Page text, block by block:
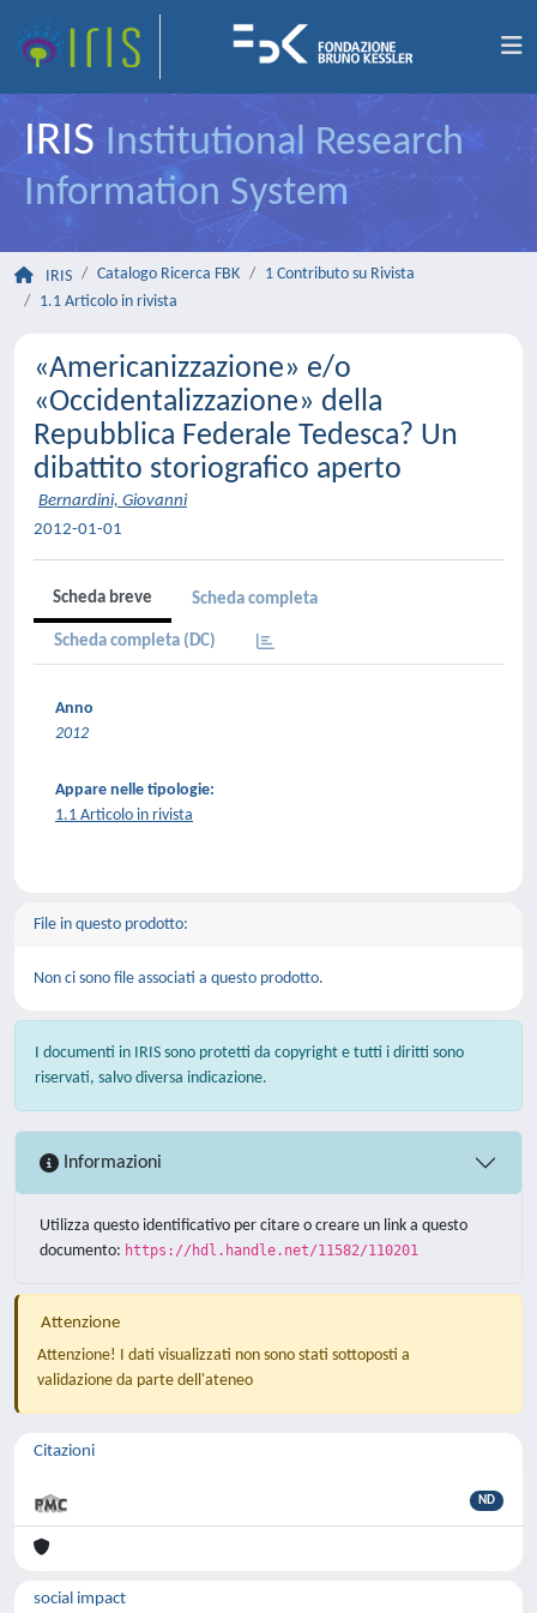
IRIS Institutional Research
Information System
IRIS Catalogo Ricerca FBK
1 Contributo su Rivista
1.1 Articolo in rivista
«Americanizzazione» e/o
«Occidentalizzazione» della
Repubblica Federale Tedesca? Un
dibattito storiografico aperto
Bernardini, Giovanni
2012-01-01
Scheda breve Scheda completa
Scheda completa (DC)
Anno
2012
Appare nelle tipologie:
1.1 Articolo in rivista
File in questo prodotto:
Non ci sono file associati a questo prodotto.
I documenti in IRIS sono protetti da copyright e tutti i diritti sono
riservati, salvo diversa indicazione.
Informazioni
Utilizza questo identificativo per citare o creare un link a questo
documento: https://hdl.handle.net/11582/110201
Attenzione
Attenzione! I dati visualizzati non sono stati sottoposti a
validazione da parte dell'ateneo
Citazioni
ND
social impact